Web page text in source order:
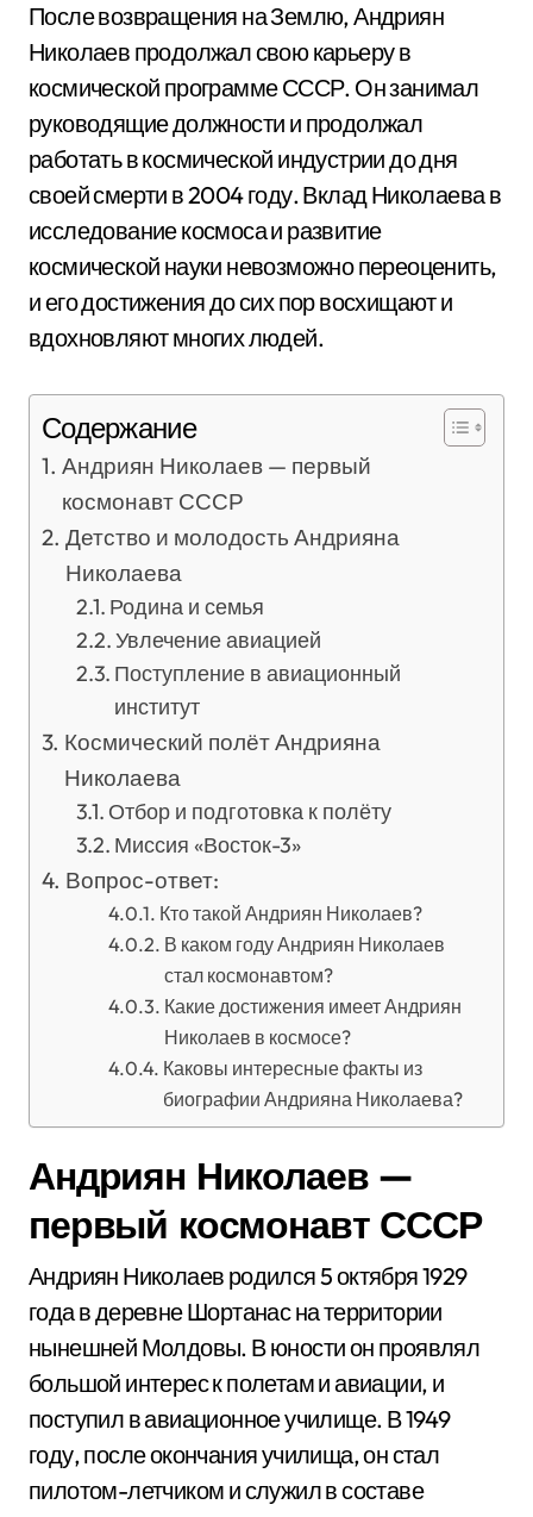
После возвращения на Землю, Андриян
Николаев продолжал свою карьеру в
космической программе СССР. Он занимал
руководящие должности и продолжал
работать в космической индустрии до дня
своей смерти в 2004 году. Вклад Николаева в
исследование космоса и развитие
космической науки невозможно переоценить,
и его достижения до сих пор восхищают и
вдохновляют многих людей.
Содержание
Андриян Николаев — первый
космонавт СССР
Детство и молодость Андрияна
Николаева
Родина и семья
Увлечение авиацией
Поступление в авиационный
институт
Космический полёт Андрияна
Николаева
Отбор и подготовка к полёту
Миссия «Восток-3»
Вопрос-ответ:
Кто такой Андриян Николаев?
В каком году Андриян Николаев
стал космонавтом?
Какие достижения имеет Андриян
Николаев в космосе?
Каковы интересные факты из
биографии Андрияна Николаева?
Андриян Николаев —
первый космонавт СССР
Андриян Николаев родился 5 октября 1929
года в деревне Шортанас на территории
нынешней Молдовы. В юности он проявлял
большой интерес к полетам и авиации, и
поступил в авиационное училище. В 1949
году, после окончания училища, он стал
пилотом-летчиком и служил в составе